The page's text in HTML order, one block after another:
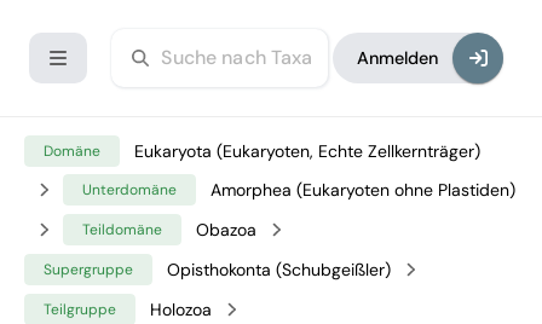
Anmelden
Domäne Eukaryota (Eukaryoten, Echte Zellkernträger)
Unterdomäne Amorphea (Eukaryoten ohne Plastiden)
Teildomäne Obazoa
Supergruppe Opisthokonta (Schubgeißler)
Teilgruppe Holozoa